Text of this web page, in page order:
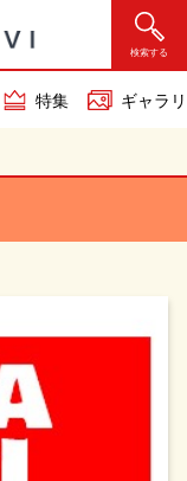
検索する
特集 ギャラ